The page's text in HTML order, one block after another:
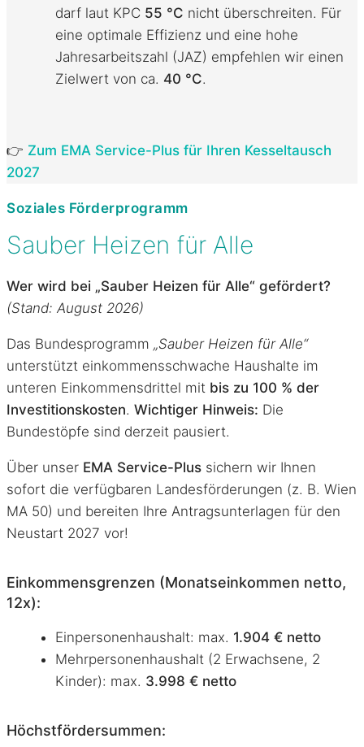
darf laut KPC 55 °C nicht überschreiten. Für
eine optimale Effizienz und eine hohe
Jahresarbeitszahl (JAZ) empfehlen wir einen
Zielwert von ca. 40 °C.
👉 Zum EMA Service-Plus für Ihren Kesseltausch
2027
Soziales Förderprogramm
Sauber Heizen für Alle
Wer wird bei „Sauber Heizen für Alle“ gefördert?
(Stand: August 2026)
Das Bundesprogramm „Sauber Heizen für Alle“
unterstützt einkommensschwache Haushalte im
unteren Einkommensdrittel mit bis zu 100 % der
Investitionskosten. Wichtiger Hinweis: Die
Bundestöpfe sind derzeit pausiert.
Über unser EMA Service-Plus sichern wir Ihnen
sofort die verfügbaren Landesförderungen (z. B. Wien
MA 50) und bereiten Ihre Antragsunterlagen für den
Neustart 2027 vor!
Einkommensgrenzen (Monatseinkommen netto,
12x):
Einpersonenhaushalt: max. 1.904 € netto
Mehrpersonenhaushalt (2 Erwachsene, 2
Kinder): max. 3.998 € netto
Höchstfördersummen: